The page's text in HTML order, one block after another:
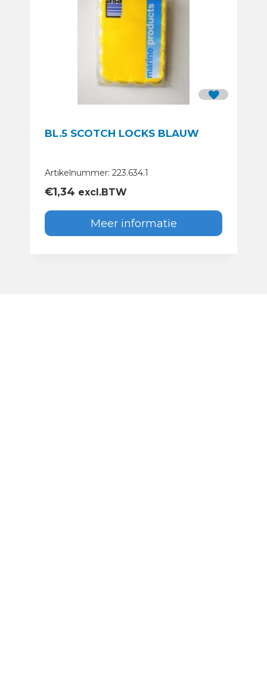
BL.5 SCOTCH LOCKS BLAUW
Artikelnummer: 223.634.1
€1,34 excl.BTW
Meer informatie